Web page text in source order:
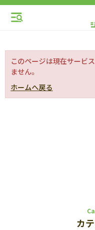
このページは現在サービ
ません。
ホームへ戻る
カ